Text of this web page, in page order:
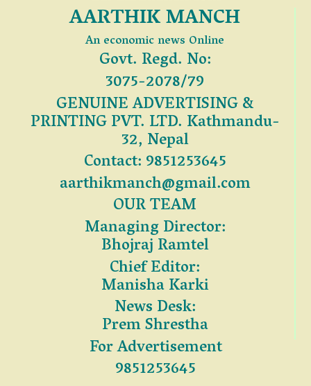
AARTHIK MANCH
An economic news Online
Govt. Regd. No:
3075-2078/79
GENUINE ADVERTISING &
PRINTING PVT. LTD. Kathmandu-
32, Nepal
Contact: 9851253645
aarthikmanch@gmail.com
OUR TEAM
Managing Director:
Bhojraj Ramtel
Chief Editor:
Manisha Karki
News Desk:
Prem Shrestha
For Advertisement
9851253645